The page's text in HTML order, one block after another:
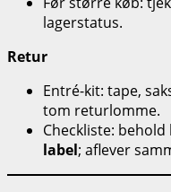
lagerstatus.
Retur
Entré-kit: tape,
tom returlomme.
Checkliste:
label; aflever